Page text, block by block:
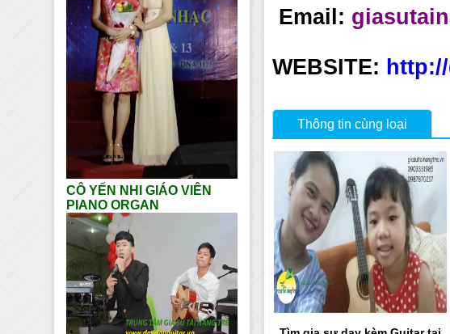
Email:
WEBSITE:
Thông tin cùng loại
CÔ YẾN NHI GIÁO VIÊN
PIANO ORGAN